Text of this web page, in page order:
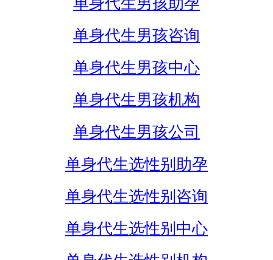
单身代生男孩咨询
单身代生男孩中心
单身代生男孩机构
单身代生男孩公司
单身代生选性别助孕
单身代生选性别咨询
单身代生选性别中心